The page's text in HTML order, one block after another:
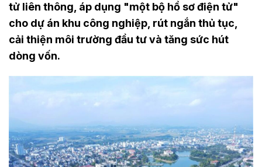
tử liên thông, áp dụng "một bộ hồ sơ điện tử"
cho dự án khu công nghiệp, rút ngắn thủ tục,
cải thiện môi trường đầu tư và tăng sức hút
dòng vốn.